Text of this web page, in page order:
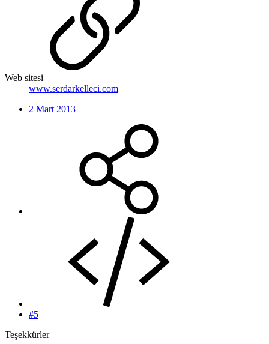
Web sitesi
www.serdarkelleci.com
2 Mart 2013
#5
Teşekkürler